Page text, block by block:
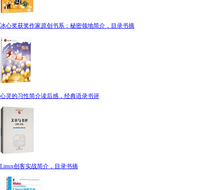
冰心奖获奖作家原创书系：秘密领地简介，目录书摘
心灵的习性简介读后感，经典语录书评
Linux创客实战简介，目录书摘